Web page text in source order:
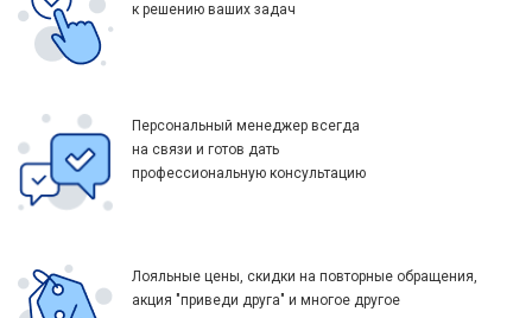
к решению ваших задач
Персональный менеджер всегда
на связи и готов дать
профессиональную консультацию
Лояльные цены, скидки на повторные обращения,
акция "приведи друга" и многое другое